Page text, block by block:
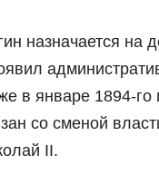
назначается на
в январе 1894-
со сменой
II.